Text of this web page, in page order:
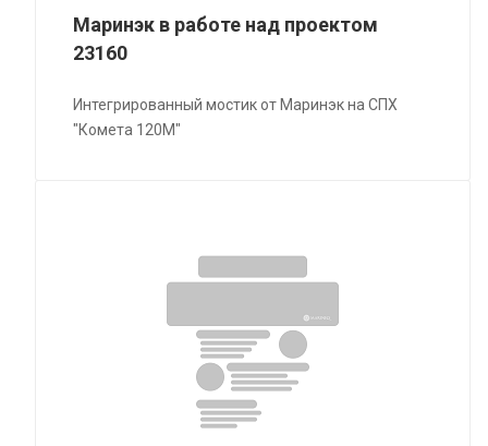
Маринэк в работе над проектом
23160
Интегрированный мостик от Маринэк на СПХ
"Комета 120М"